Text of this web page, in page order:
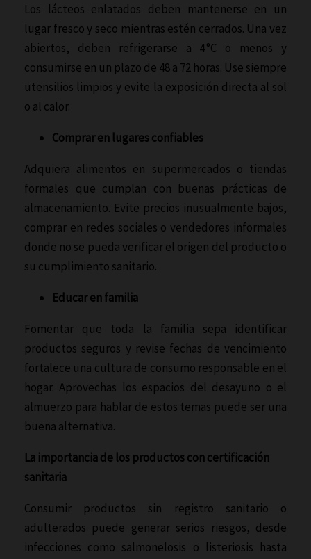
Los lácteos enlatados deben mantenerse en un
lugar fresco y seco mientras estén cerrados. Una vez
abiertos, deben refrigerarse a 4 °C o menos y
consumirse en un plazo de 48 a 72 horas. Use siempre
utensilios limpios y evite la exposición directa al sol
o al calor.
Comprar en lugares confiables
Adquiera alimentos en supermercados o tiendas
formales que cumplan con buenas prácticas de
almacenamiento. Evite precios inusualmente bajos,
comprar en redes sociales o vendedores informales
donde no se pueda verificar el origen del producto o
su cumplimiento sanitario.
Educar en familia
Fomentar que toda la familia sepa identificar
productos seguros y revise fechas de vencimiento
fortalece una cultura de consumo responsable en el
hogar. Aprovechas los espacios del desayuno o el
almuerzo para hablar de estos temas puede ser una
buena alternativa.
La importancia de los productos con certificación
sanitaria
Consumir productos sin registro sanitario o
adulterados puede generar serios riesgos, desde
infecciones como salmonelosis o listeriosis hasta